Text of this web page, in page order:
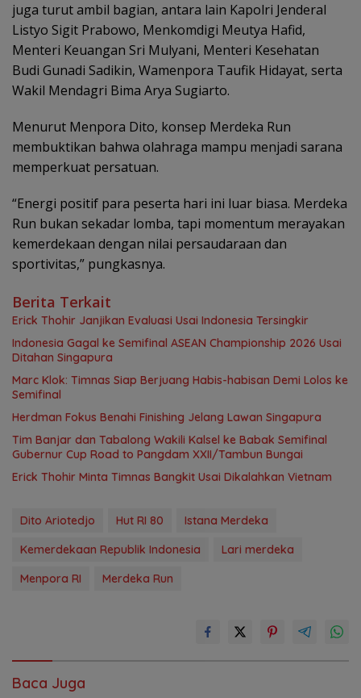
juga turut ambil bagian, antara lain Kapolri Jenderal
Listyo Sigit Prabowo, Menkomdigi Meutya Hafid,
Menteri Keuangan Sri Mulyani, Menteri Kesehatan
Budi Gunadi Sadikin, Wamenpora Taufik Hidayat, serta
Wakil Mendagri Bima Arya Sugiarto.
Menurut Menpora Dito, konsep Merdeka Run
membuktikan bahwa olahraga mampu menjadi sarana
memperkuat persatuan.
“Energi positif para peserta hari ini luar biasa. Merdeka
Run bukan sekadar lomba, tapi momentum merayakan
kemerdekaan dengan nilai persaudaraan dan
sportivitas,” pungkasnya.
Berita Terkait
Erick Thohir Janjikan Evaluasi Usai Indonesia Tersingkir
Indonesia Gagal ke Semifinal ASEAN Championship 2026 Usai
Ditahan Singapura
Marc Klok: Timnas Siap Berjuang Habis-habisan Demi Lolos ke
Semifinal
Herdman Fokus Benahi Finishing Jelang Lawan Singapura
Tim Banjar dan Tabalong Wakili Kalsel ke Babak Semifinal
Gubernur Cup Road to Pangdam XXII/Tambun Bungai
Erick Thohir Minta Timnas Bangkit Usai Dikalahkan Vietnam
Dito Ariotedjo Hut RI 80
Istana Merdeka
Kemerdekaan Republik Indonesia
Lari merdeka
Menpora RI
Merdeka Run
Baca Juga